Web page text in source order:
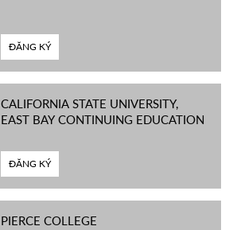
ĐĂNG KÝ
CALIFORNIA STATE UNIVERSITY,
EAST BAY CONTINUING EDUCATION
ĐĂNG KÝ
PIERCE COLLEGE